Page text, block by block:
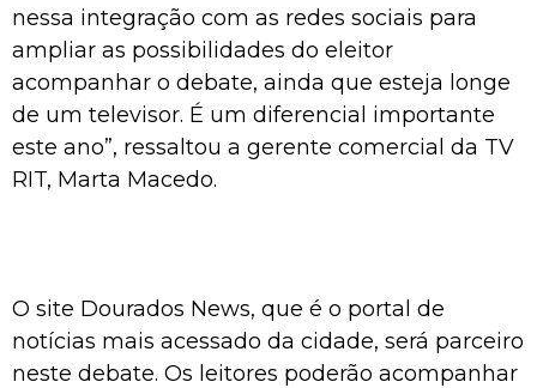
nessa integração com as redes sociais para
ampliar as possibilidades do eleitor
acompanhar o debate, ainda que esteja longe
de um televisor. É um diferencial importante
este ano”, ressaltou a gerente comercial da TV
RIT, Marta Macedo.
O site Dourados News, que é o portal de
notícias mais acessado da cidade, será parceiro
neste debate. Os leitores poderão acompanhar